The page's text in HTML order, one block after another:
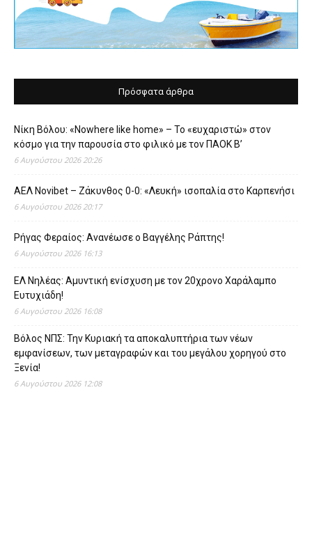
Πρόσφατα άρθρα
Νίκη Βόλου: «Nowhere like home» – Το «ευχαριστώ» στον
κόσμο για την παρουσία στο φιλικό με τον ΠΑΟΚ Β’
6 Αυγούστου 2026 20:26
ΑΕΛ Novibet – Ζάκυνθος 0-0: «Λευκή» ισοπαλία στο Καρπενήσι
6 Αυγούστου 2026 20:17
Ρήγας Φεραίος: Ανανέωσε ο Βαγγέλης Ράπτης!
6 Αυγούστου 2026 16:13
ΕΛ Νηλέας: Αμυντική ενίσχυση με τον 20χρονο Χαράλαμπο
Ευτυχιάδη!
6 Αυγούστου 2026 16:08
Βόλος ΝΠΣ: Την Κυριακή τα αποκαλυπτήρια των νέων
εμφανίσεων, των μεταγραφών και του μεγάλου χορηγού στο
Ξενία!
6 Αυγούστου 2026 12:08